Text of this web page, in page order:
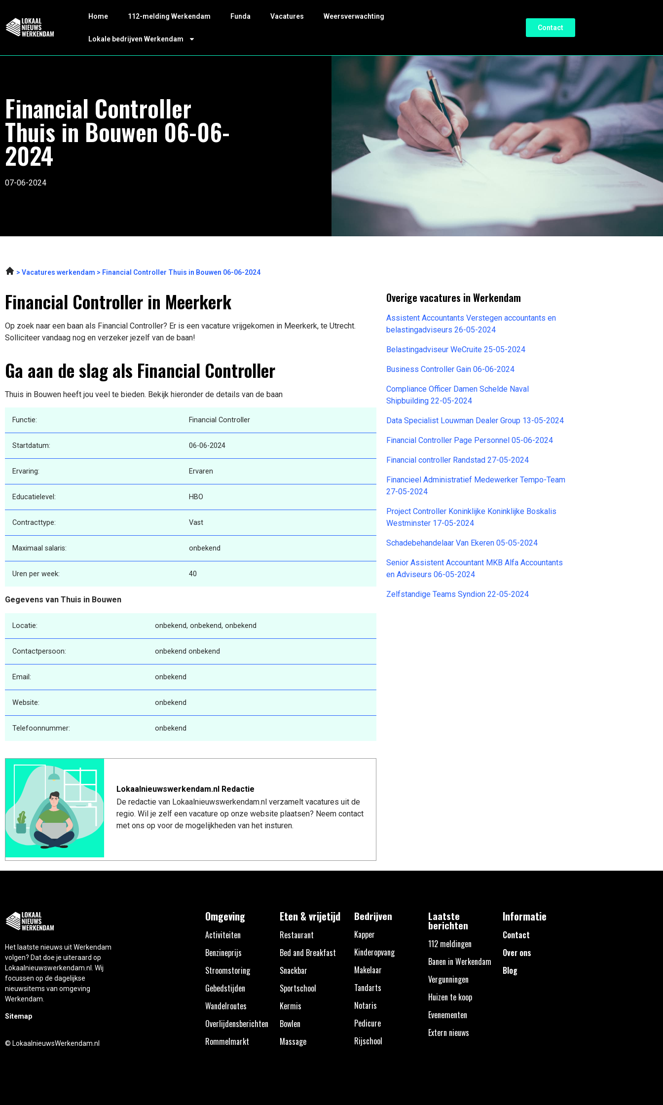
Home 112-melding Werkendam Funda Vacatures Weersverwachting
Lokale bedrijven Werkendam
Contact
Financial Controller
Thuis in Bouwen 06-06-
2024
07-06-2024
Vacatures werkendam Financial Controller Thuis in Bouwen 06-06-2024
Financial Controller in Meerkerk
Op zoek naar een baan als Financial Controller? Er is een vacature vrijgekomen in Meerkerk, te Utrecht.
Solliciteer vandaag nog en verzeker jezelf van de baan!
Ga aan de slag als Financial Controller
Thuis in Bouwen heeft jou veel te bieden. Bekijk hieronder de details van de baan
Functie: Financial Controller
Startdatum: 06-06-2024
Ervaring: Ervaren
Educatielevel: HBO
Contracttype: Vast
Maximaal salaris: onbekend
Uren per week: 40
Gegevens van Thuis in Bouwen
Locatie: onbekend, onbekend, onbekend
Contactpersoon: onbekend onbekend
Email: onbekend
Website: onbekend
Telefoonnummer: onbekend
Lokaalnieuwswerkendam.nl Redactie
De redactie van Lokaalnieuwswerkendam.nl verzamelt vacatures uit de
regio. Wil je zelf een vacature op onze website plaatsen? Neem contact
met ons op voor de mogelijkheden van het insturen.
Overige vacatures in Werkendam
Assistent Accountants Verstegen accountants en
belastingadviseurs 26-05-2024
Belastingadviseur WeCruite 25-05-2024
Business Controller Gain 06-06-2024
Compliance Officer Damen Schelde Naval
Shipbuilding 22-05-2024
Data Specialist Louwman Dealer Group 13-05-2024
Financial Controller Page Personnel 05-06-2024
Financial controller Randstad 27-05-2024
Financieel Administratief Medewerker Tempo-Team
27-05-2024
Project Controller Koninklijke Koninklijke Boskalis
Westminster 17-05-2024
Schadebehandelaar Van Ekeren 05-05-2024
Senior Assistent Accountant MKB Alfa Accountants
en Adviseurs 06-05-2024
Zelfstandige Teams Syndion 22-05-2024
Het laatste nieuws uit Werkendam
volgen? Dat doe je uiteraard op
Lokaalnieuwswerkendam.nl. Wij
focussen op de dagelijkse
nieuwsitems van omgeving
Werkendam.
Sitemap
© LokaalnieuwsWerkendam.nl
Omgeving
Activiteiten
Benzineprijs
Stroomstoring
Gebedstijden
Wandelroutes
Overlijdensberichten
Rommelmarkt
Eten & vrijetijd
Restaurant
Bed and Breakfast
Snackbar
Sportschool
Kermis
Bowlen
Massage
Bedrijven
Kapper
Kinderopvang
Makelaar
Tandarts
Notaris
Pedicure
Rijschool
Laatste
berichten
112 meldingen
Banen in Werkendam
Vergunningen
Huizen te koop
Evenementen
Extern nieuws
Informatie
Contact
Over ons
Blog